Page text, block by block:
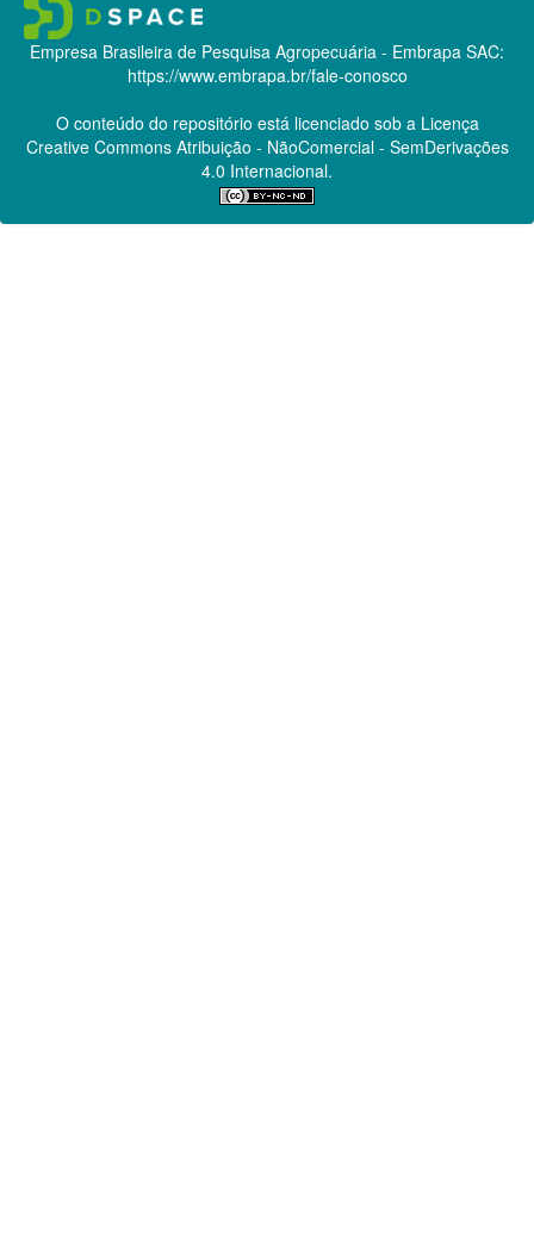
Empresa Brasileira de Pesquisa Agropecuária - Embrapa SAC:
https://www.embrapa.br/fale-conosco
O conteúdo do repositório está licenciado sob a Licença
Creative CommonsAtribuição - NãoComercial - SemDerivações
4.0 Internacional.